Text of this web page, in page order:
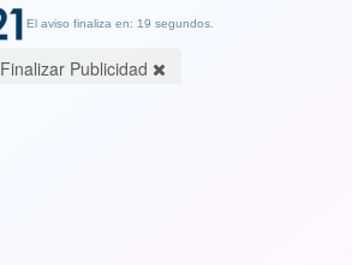
El aviso finaliza en: 19 segundos.
Finalizar Publicidad